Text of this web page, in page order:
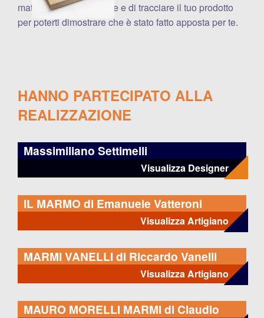
materie prime impiegate e di tracciare il tuo prodotto
per poterti dimostrare che è stato fatto apposta per te.
HANNO PARTECIPATO ALLA
REALIZZAZIONE
Massimiliano Settimelli
Visualizza Designer
IL MARMO di Emanuele Vatteroni
Visualizza Artigiano
MARMI VANELLI di Riccardo Vanelli
Visualizza Artigiano
MAURO MORELLI MARMI di Claudio